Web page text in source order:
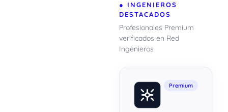
● INGENIEROS
DESTACADOS
Profesionales Premium
verificados en Red
Ingenieros
Premium